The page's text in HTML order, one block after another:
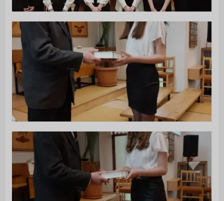
Érdeklődőknek
Gyerekeknek
Fiataloknak
Felnőtteknek
Kamarakórus
Többgenerációs tábor
NAPTÁR
KAPCSOLAT
TÁMOGATÁS
Adakozás